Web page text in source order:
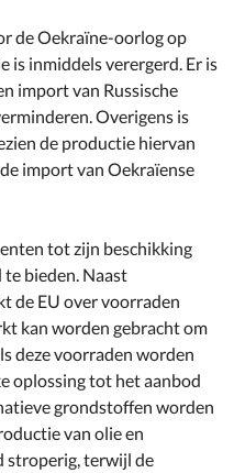
de Oekraïne-oorlog op
is inmiddels verergerd. Er is
import van Russische
Overigens is
de productie hiervan
import van Oekraïense
tot zijn beschikking
bieden. Naast
de EU over voorraden
kan worden gebracht om
deze voorraden worden
oplossing tot het aanbod
grondstoffen worden
van olie en
stroperig, terwijl de